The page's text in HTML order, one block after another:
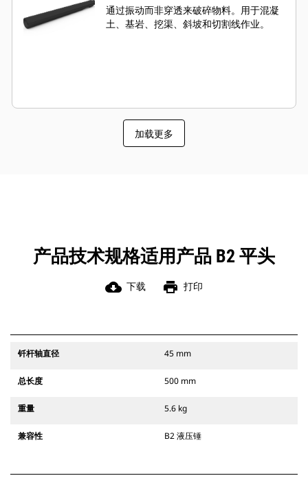
通过振动而非穿透来破碎物料。用于混凝
土、基岩、挖渠、斜坡和切割线作业。
加载更多
产品技术规格适用产品 B2 平头
cloud_download 下载 print 打印
钎杆轴直径 45 mm
总长度 500 mm
重量 5.6 kg
兼容性 B2 液压锤